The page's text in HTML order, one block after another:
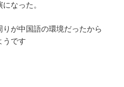
なった。
が中国語の環境だったから
うです